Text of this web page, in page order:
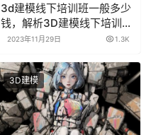
3d建模线下培训班一般多少
钱，解析3D建模线下培训班
费用！
2023年11月29日 1.3K
3D建模